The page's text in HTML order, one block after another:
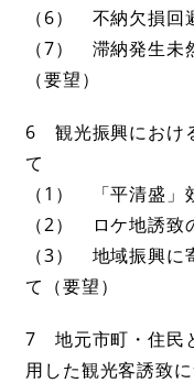
（6） 不納欠損回
（7） 滞納発生未
（要望）
6 観光振興におけ
て
（1） 「平清盛」
（2） ロケ地誘致
（3） 地域振興に
て（要望）
7 地元市町・住民
用した観光客誘致に